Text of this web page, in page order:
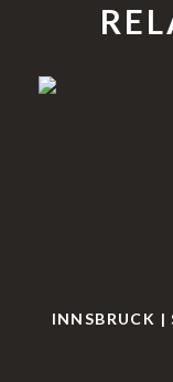
INNSBRUCK |